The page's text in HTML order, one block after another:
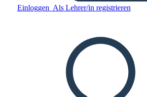
Einloggen Als Lehrer/in registrieren
DIASHOW ABSPIELEN
LIES MIR VOR